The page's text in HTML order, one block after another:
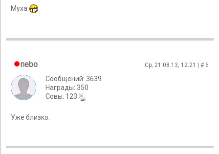
Муха
nebo Ср, 21.08.13, 12:21 | # 6
Сообщений: 3639
Награды: 350
Cовы: 123
Уже близко.